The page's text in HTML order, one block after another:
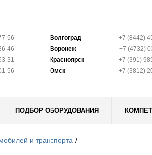
56
46
31
56
Волгоград
+7 (8442)
Воронеж
+7 (4732)
Красноярск
+7 (391)
Омск
+7 (3812)
ПОДБОР ОБОРУДОВАНИЯ
и транспорта